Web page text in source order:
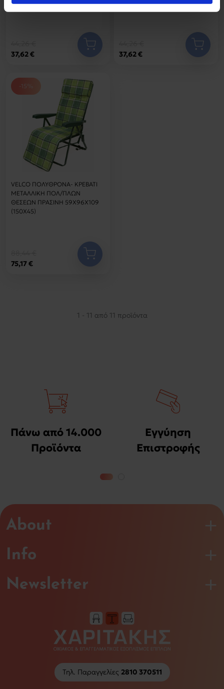
165x65x112cm
37,62 €
165x65x112cm
37,62 €
-15%
VELCO ΠΟΛΥΘΡΟΝΑ- ΚΡΕΒΑΤΙ
ΜΕΤΑΛΛΙΚΗ ΠΟΛ/ΠΛΩΝ
ΘΕΣΕΩΝ ΠΡΑΣΙΝΗ 59Χ96Χ109
(150Χ45)
75,17 €
1 - 11 από 11 προϊόντα
Πάνω από 14.000
Προϊόντα
Εγγύηση
Επιστροφής
About
Info
Τηλ. Παραγγελίες 2810 370511
Newsletter